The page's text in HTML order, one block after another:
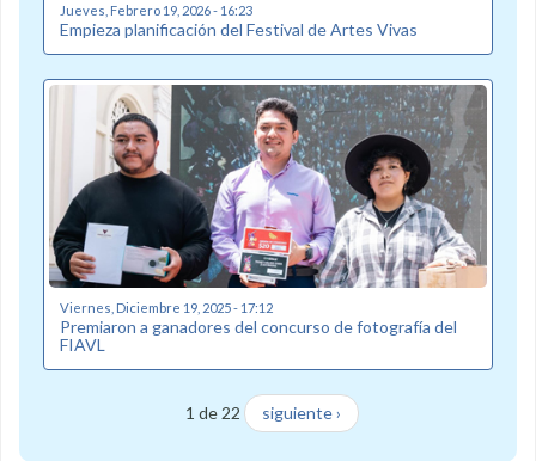
Jueves, Febrero 19, 2026 - 16:23
Empieza planificación del Festival de Artes Vivas
Viernes, Diciembre 19, 2025 - 17:12
Premiaron a ganadores del concurso de fotografía del
FIAVL
1 de 22 siguiente ›